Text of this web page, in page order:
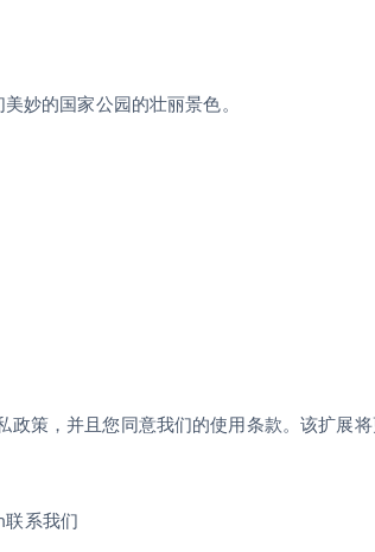
妙的国家公园的壮丽景色。
策，并且您同意我们的使用条款。该扩展
系我们